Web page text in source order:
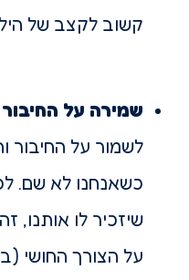
קשוב לקצב של
שמירה על החיבור
לשמור על החיבור
כשאנחנו לא שם.
שיזכיר לו אותנו,
על הצורך החושי